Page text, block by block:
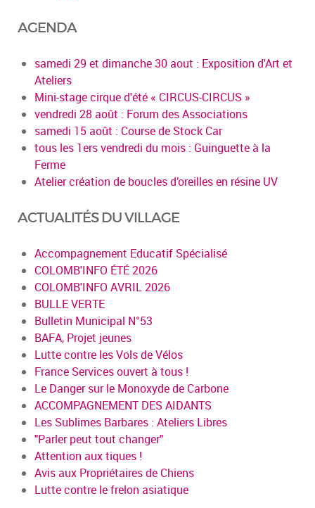
AGENDA
samedi 29 et dimanche 30 aout : Exposition d'Art et
Ateliers
Mini-stage cirque d'été « CIRCUS-CIRCUS »
vendredi 28 août : Forum des Associations
samedi 15 août : Course de Stock Car
tous les 1ers vendredi du mois : Guinguette à la
Ferme
Atelier création de boucles d’oreilles en résine UV
ACTUALITÉS DU VILLAGE
Accompagnement Educatif Spécialisé
COLOMB'INFO ÉTÉ 2026
COLOMB'INFO AVRIL 2026
BULLE VERTE
Bulletin Municipal N°53
BAFA, Projet jeunes
Lutte contre les Vols de Vélos
France Services ouvert à tous !
Le Danger sur le Monoxyde de Carbone
ACCOMPAGNEMENT DES AIDANTS
Les Sublimes Barbares : Ateliers Libres
"Parler peut tout changer"
Attention aux tiques !
Avis aux Propriétaires de Chiens
Lutte contre le frelon asiatique